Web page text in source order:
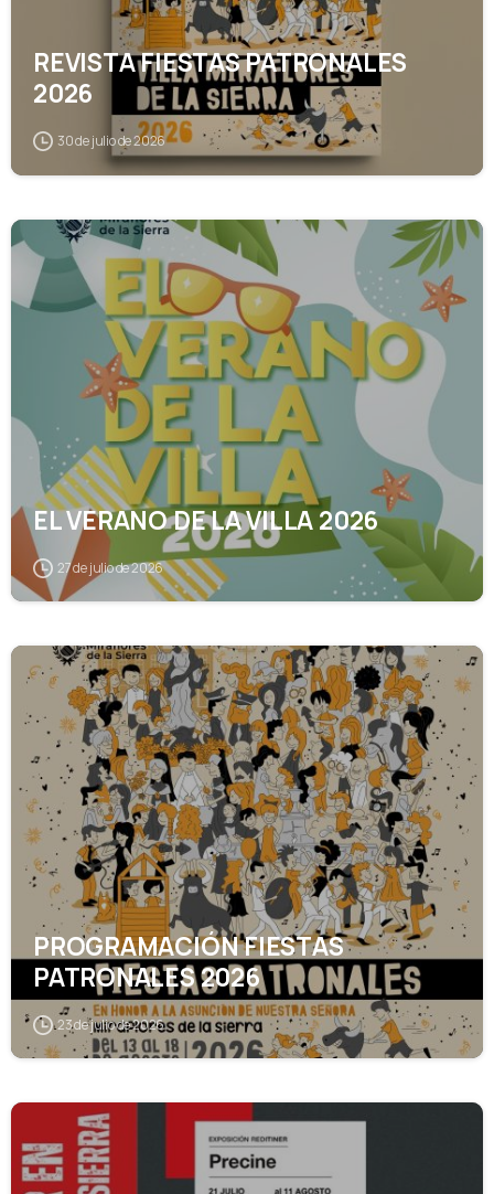
REVISTA FIESTAS PATRONALES
2026
30 de julio de 2026
14
EL VERANO DE LA VILLA 2026
27 de julio de 2026
1
PROGRAMACIÓN FIESTAS
PATRONALES 2026
23 de julio de 2026